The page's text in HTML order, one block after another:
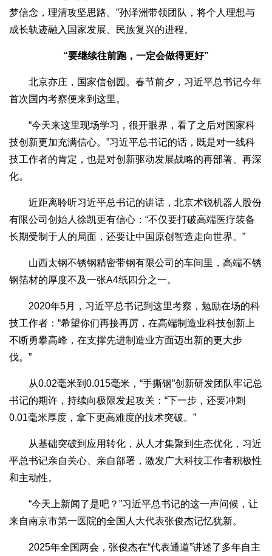
梦信念，理清攻坚思路。”孙泽洲带领团队，将个人理想与
成长轨迹融入国家发展、民族复兴的进程。
“要继续往前跑，一定会做得更好”
北京亦庄，国家信创园。春节前夕，习近平总书记今年
首次国内考察便来到这里。
“今天来这里现场学习，很开眼界，看了之后对国家科
技创新更加充满信心。”习近平总书记的话，既是对一线科
技工作者的肯定，也是对创新驱动发展战略的再部署、再深
化。
近距离聆听习近平总书记的讲话，北京术锐机器人股份
有限公司创始人徐凯更有信心：“不仅要打破高端医疗装备
长期受制于人的局面，还要让中国原创智造走向世界。”
山西太钢不锈钢精密带钢有限公司的车间里，高端不锈
钢箔材的厚度不及一张A4纸四分之一。
2020年5月，习近平总书记到这里考察，勉励在场的科
技工作者：“希望你们再接再厉，在高端制造业科技创新上
不断勇攀高峰，在支撑先进制造业方面迈出新的更大步
伐。”
从0.02毫米到0.015毫米，“手撕钢”创新研发团队牢记总
书记的期许，持续向极限发起攻关：“下一步，还要冲刺
0.01毫米厚度，拿下更高难度的技术突破。”
从基础突破到应用转化，从人才集聚到生态优化，习近
平总书记亲自关心、亲自部署，激发广大科技工作者积极性
和主动性。
“今天上新闻了是吧？”习近平总书记的这一声问候，让
来自南京市第一医院的全国人大代表张俊杰记忆犹新。
2025年全国两会，张俊杰在“代表通道”讲述了多年自主